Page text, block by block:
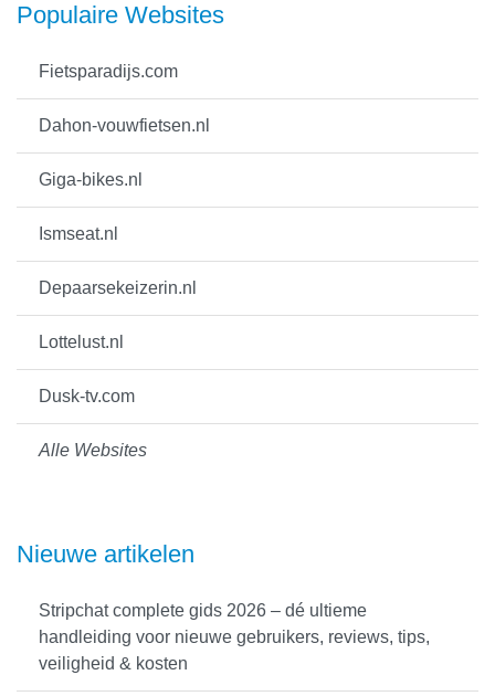
Populaire Websites
Fietsparadijs.com
Dahon-vouwfietsen.nl
Giga-bikes.nl
Ismseat.nl
Depaarsekeizerin.nl
Lottelust.nl
Dusk-tv.com
Alle Websites
Nieuwe artikelen
Stripchat complete gids 2026 – dé ultieme
handleiding voor nieuwe gebruikers, reviews, tips,
veiligheid & kosten